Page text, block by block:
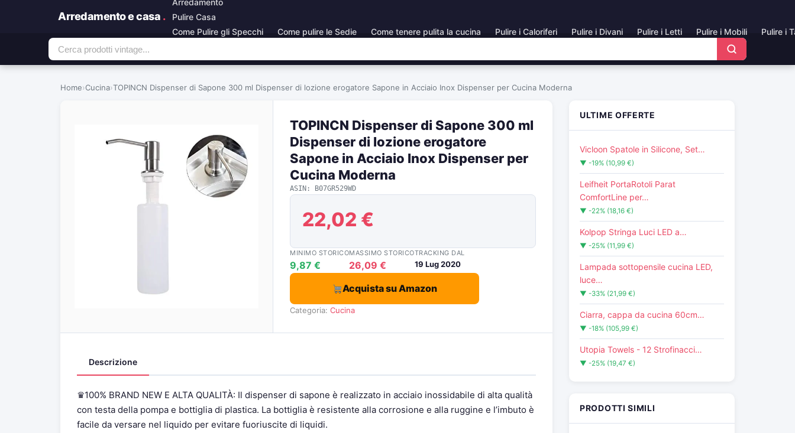
Arredamento e casa .
Pulire Casa
Come Pulire gli Specchi
Come pulire le Sedie Come tenere pulita la cucina Pulire i Caloriferi Pulire i Divani Pulire i Letti Pulire i Mobili Pulire i
Home›Cucina›TOPINCN Dispenser di Sapone 300 ml Dispenser di lozione erogatore Sapone in Acciaio Inox Dispenser per Cucina Moderna
TOPINCN Dispenser di Sapone 300 ml
Dispenser di lozione erogatore
Sapone in Acciaio Inox Dispenser per
Cucina Moderna
ASIN: B07GR529WD
22,02 €
MINIMO STORICO
9,87 €
MASSIMO STORICO
26,09 €
TRACKING DAL
19 Lug 2020
Acquista su Amazon
Categoria: Cucina
Descrizione
♛100% BRAND NEW E ALTA QUALITÀ: Il dispenser di sapone è realizzato in acciaio inossidabile di alta qualità
con testa della pompa e bottiglia di plastica. La bottiglia è resistente alla corrosione e alla ruggine e l’imbuto è
facile da versare nel liquido per evitare fuoriuscite di liquidi.
ULTIME OFFERTE
Vicloon Spatole in Silicone, Set…
▼ -19% (10,99 €)
Leifheit PortaRotoli Parat
ComfortLine per…
▼ -22% (18,16 €)
Kolpop Stringa Luci LED a…
▼ -25% (11,99 €)
Lampada sottopensile cucina LED,
luce…
▼ -33% (21,99 €)
Ciarra, cappa da cucina 60cm…
▼ -18% (105,99 €)
Utopia Towels - 12 Strofinacci…
▼ -25% (19,47 €)
PRODOTTI SIMILI